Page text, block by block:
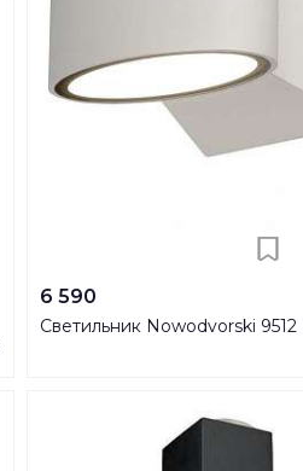
6 590
Светильник Nowodvorski 9512